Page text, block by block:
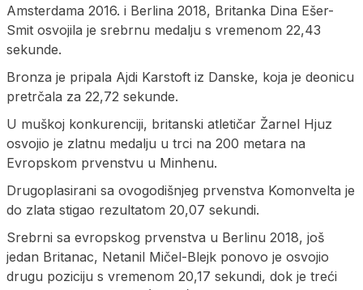
Amsterdama 2016. i Berlina 2018, Britanka Dina Ešer-
Smit osvojila je srebrnu medalju s vremenom 22,43
sekunde.
Bronza je pripala Ajdi Karstoft iz Danske, koja je deonicu
pretrčala za 22,72 sekunde.
U muškoj konkurenciji, britanski atletičar Žarnel Hjuz
osvojio je zlatnu medalju u trci na 200 metara na
Evropskom prvenstvu u Minhenu.
Drugoplasirani sa ovogodišnjeg prvenstva Komonvelta je
do zlata stigao rezultatom 20,07 sekundi.
Srebrni sa evropskog prvenstva u Berlinu 2018, još
jedan Britanac, Netanil Mičel-Blejk ponovo je osvojio
drugu poziciju s vremenom 20,17 sekundi, dok je treći